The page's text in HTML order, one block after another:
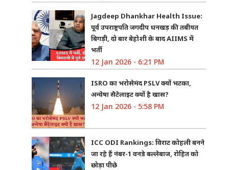
Jagdeep Dhankhar Health Issue:
पूर्व उपराष्ट्रपति जगदीप धनखड़ की तबीयत
बिगड़ी, दो बार बेहोशी के बाद AIIMS में
भर्ती
12 Jan 2026 - 6:21 PM
ISRO का भरोसेमंद PSLV क्यों भटका,
अन्वेषा सैटेलाइट क्यों है खास?
12 Jan 2026 - 5:58 PM
ICC ODI Rankings: विराट कोहली बनने
जा रहे हैं नंबर-1 वनडे बल्लेबाज, रोहित को
छोड़ा पीछे